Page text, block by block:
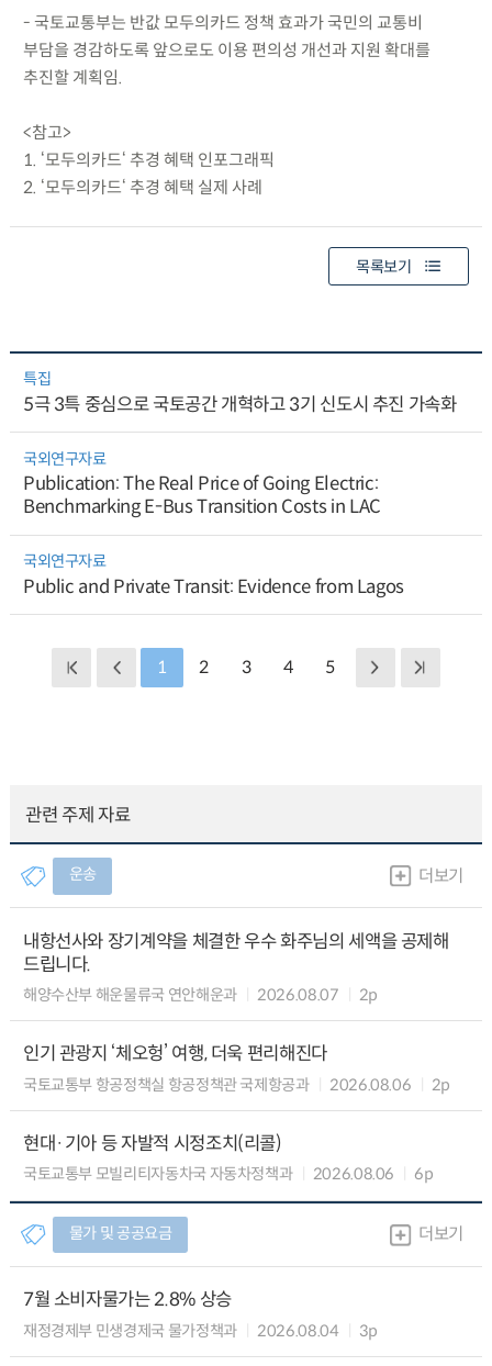
- 국토교통부는 반값 모두의카드 정책 효과가 국민의 교통비
부담을 경감하도록 앞으로도 이용 편의성 개선과 지원 확대를
추진할 계획임.
<참고>
1. ‘모두의카드‘ 추경 혜택 인포그래픽
2. ‘모두의카드‘ 추경 혜택 실제 사례
목록보기
특집
5극 3특 중심으로 국토공간 개혁하고 3기 신도시 추진 가속화
국외연구자료
Publication: The Real Price of Going Electric:
Benchmarking E-Bus Transition Costs in LAC
국외연구자료
Public and Private Transit: Evidence from Lagos
1 2 3 4 5
관련 주제 자료
운송 더보기
내항선사와 장기계약을 체결한 우수 화주님의 세액을 공제해
드립니다.
해양수산부 해운물류국 연안해운과 2026.08.07 2p
인기 관광지 ‘체오헝’ 여행, 더욱 편리해진다
국토교통부 항공정책실 항공정책관 국제항공과 2026.08.06 2p
현대·기아 등 자발적 시정조치(리콜)
국토교통부 모빌리티자동차국 자동차정책과 2026.08.06 6p
물가 및 공공요금 더보기
7월 소비자물가는 2.8% 상승
재정경제부 민생경제국 물가정책과 2026.08.04 3p